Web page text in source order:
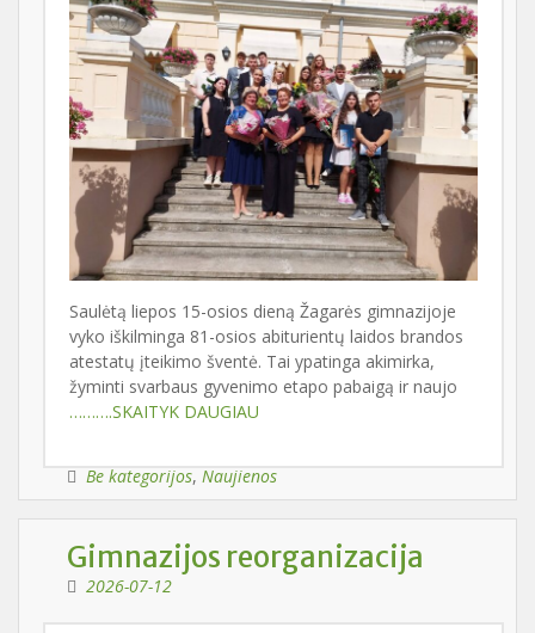
Saulėtą liepos 15-osios dieną Žagarės gimnazijoje
vyko iškilminga 81-osios abiturientų laidos brandos
atestatų įteikimo šventė. Tai ypatinga akimirka,
žyminti svarbaus gyvenimo etapo pabaigą ir naujo
……….SKAITYK DAUGIAU
Be kategorijos, Naujienos
Gimnazijos reorganizacija
2026-07-12